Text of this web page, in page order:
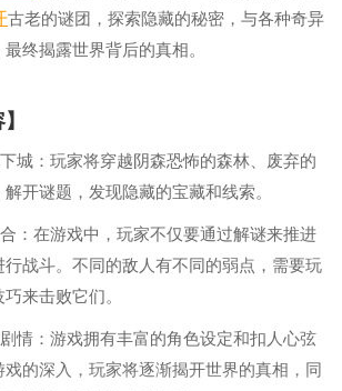
古老的谜团，探索隐藏的秘密，与各种奇异
终揭露世界背后的真相。
城：玩家将穿越阴森恐怖的森林、废弃的
开谜题，发现隐藏的宝藏和线索。
：在游戏中，玩家不仅要通过解谜来推进
行战斗。不同的敌人有不同的弱点，需要玩
来击败它们。
情：游戏拥有丰富的角色设定和扣人心弦
的深入，玩家将逐渐揭开世界的真相，同